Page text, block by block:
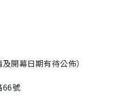
開幕日期有待公佈）
66號